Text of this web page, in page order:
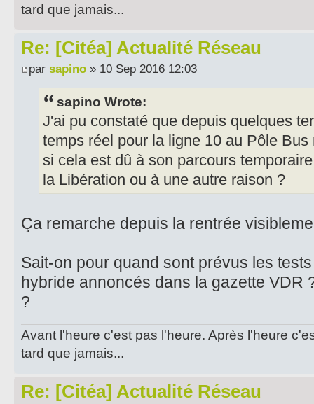
tard que jamais...
Re: [Citéa] Actualité Réseau
par sapino » 10 Sep 2016 12:03
sapino Wrote:
J'ai pu constaté que depuis quelques
temps réel pour la ligne 10 au Pôle
si cela est dû à son parcours
la Libération ou à une autre raison ?
Ça remarche depuis la rentrée
Sait-on pour quand sont prévus les
hybride annoncés dans la gazette VDR
?
Avant l'heure c'est pas l'heure. Après l'heure
tard que jamais...
Re: [Citéa] Actualité Réseau